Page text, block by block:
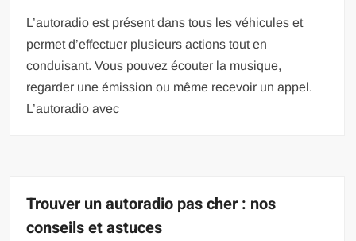
L’autoradio est présent dans tous les véhicules et
permet d’effectuer plusieurs actions tout en
conduisant. Vous pouvez écouter la musique,
regarder une émission ou même recevoir un appel.
L’autoradio avec
Trouver un autoradio pas cher : nos
conseils et astuces